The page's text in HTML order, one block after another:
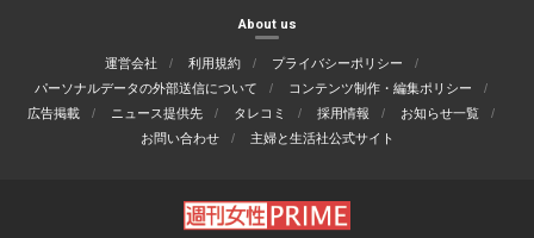
About us
運営会社 利用規約
プライバシーポリシー
パーソナルデータの外部送信について
コンテンツ制作・編集ポリシー
広告掲載
ニュース提供先 タレコミ 採用情報
お知らせ一覧
お問い合わせ
主婦と生活社公式サイト